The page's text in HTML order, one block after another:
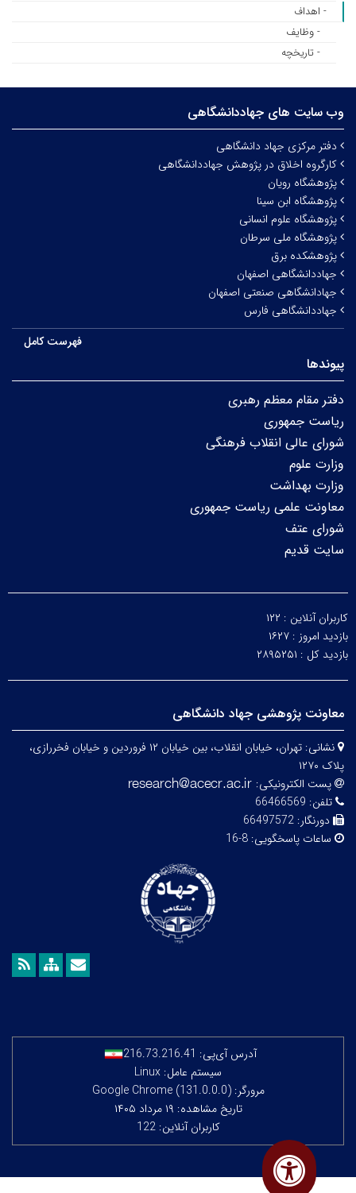
- اهداف
- وظایف
- تاریخچه
وب سایت های جهاددانشگاهی
دفتر مرکزی جهاد دانشگاهی
کارگروه اخلاق در پژوهش جهاددانشگاهی
پژوهشگاه رویان
پژوهشگاه ابن سینا
پژوهشگاه علوم انسانی
پژوهشگاه ملی سرطان
پژوهشکده برق
جهاددانشگاهی اصفهان
جهادانشگاهی صنعتی اصفهان
جهاددانشگاهی فارس
فهرست کامل
پیوندها
دفتر مقام معظم رهبری
ریاست جمهوری
شورای عالی انقلاب فرهنگی
وزارت علوم
وزارت بهداشت
معاونت علمی ریاست جمهوری
شورای عتف
سایت قدیم
کاربران آنلاین : ۱۲۲
بازدید امروز : ۱۶۲۷
بازدید کل : ۲۸۹۵۲۵۱
معاونت پژوهشی جهاد دانشگاهی
نشانی:
تهران، خیابان انقلاب، بین خیابان ۱۲ فروردین و خیابان فخررازی،
پلاک ۱۲۷۰
پست الکترونیکی:
تلفن: 66466569
دورنگار: 66497572
ساعات پاسخگویی: 8-16
آدرس آی‌پی: 216.73.216.41
سیستم عامل: Linux
مرورگر: Google Chrome (131.0.0.0)
تاریخ مشاهده: ۱۹ مرداد ۱۴۰۵
کاربران آنلاین: 122